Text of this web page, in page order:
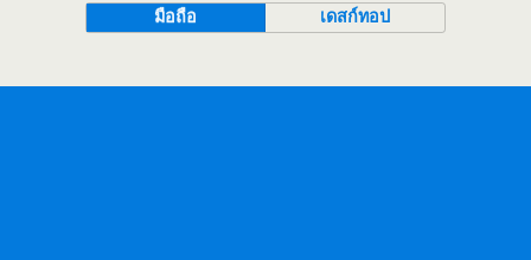
มือถือ เดสก์ทอป